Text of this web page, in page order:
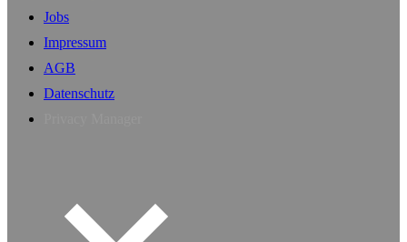
Jobs
Impressum
AGB
Datenschutz